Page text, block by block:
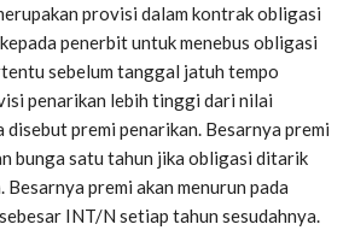
provisi dalam kontrak obligasi
penerbit untuk menebus obligasi
sebelum tanggal jatuh tempo
penarikan lebih tinggi dari nilai
disebut premi penarikan. Besarnya premi
bunga satu tahun jika obligasi ditarik
Besarnya premi akan menurun pada
INT/N setiap tahun sesudahnya.